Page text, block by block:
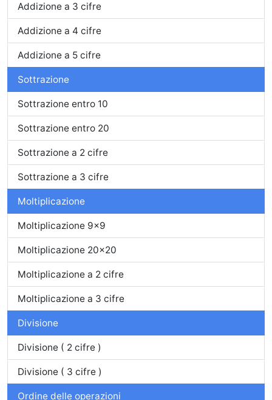
Addizione a 3 cifre
Addizione a 4 cifre
Addizione a 5 cifre
Sottrazione
Sottrazione entro 10
Sottrazione entro 20
Sottrazione a 2 cifre
Sottrazione a 3 cifre
Moltiplicazione
Moltiplicazione 9x9
Moltiplicazione 20x20
Moltiplicazione a 2 cifre
Moltiplicazione a 3 cifre
Divisione
Divisione ( 2 cifre )
Divisione ( 3 cifre )
Ordine delle operazioni